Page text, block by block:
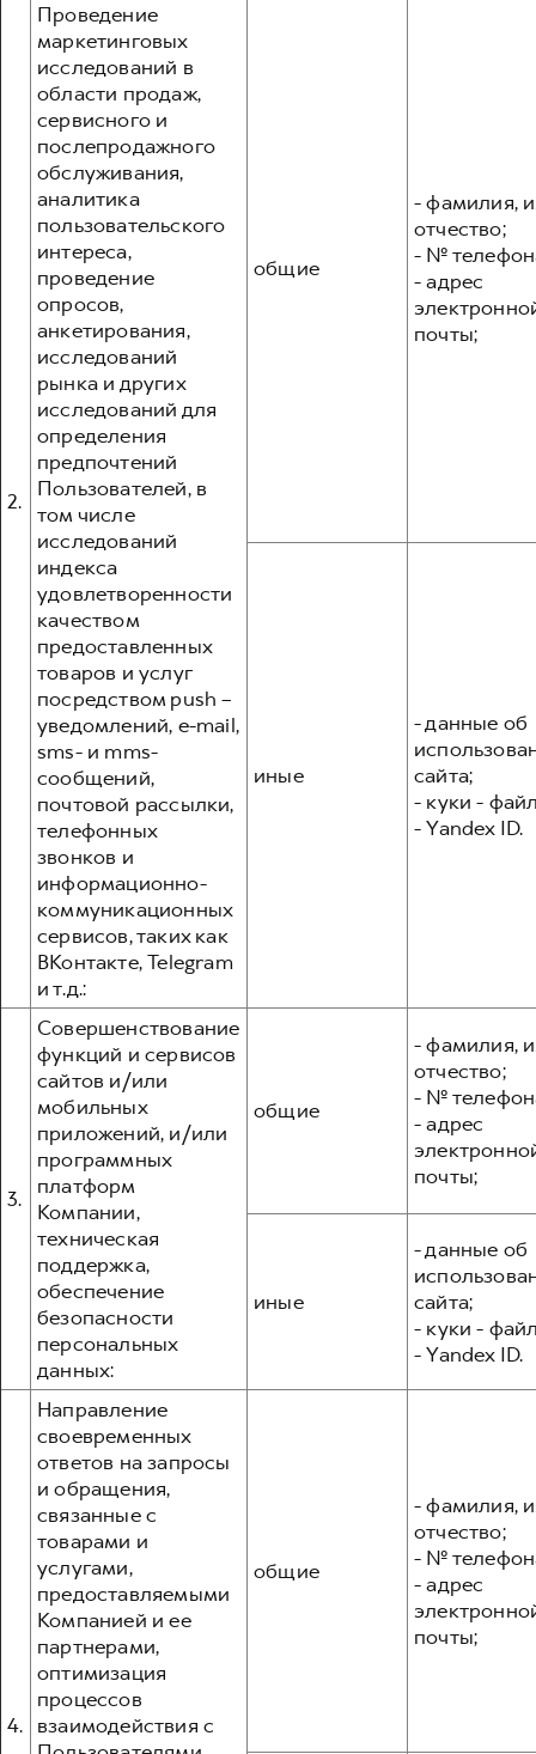
2.
Проведение
маркетинговых
исследований в
области продаж,
сервисного и
послепродажного
обслуживания,
аналитика
пользовательского
интереса,
проведение
опросов,
анкетирования,
исследований
рынка и других
исследований для
определения
предпочтений
Пользователей, в
том числе
исследований
индекса
удовлетворенности
качеством
предоставленных
товаров и услуг
посредством push –
уведомлений, e-mail,
sms- и mms-
сообщений,
почтовой рассылки,
телефонных
звонков и
информационно-
коммуникационных
сервисов, таких как
ВКонтакте, Telegram
и т.д.:
общие
- фамилия,
отчество;
- №
- адрес
почты;
иные
- данные об
сайта;
- куки -
- Yandex ID.
3.
Совершенствование
функций и сервисов
сайтов и/или
мобильных
приложений, и/или
программных
платформ
Компании,
техническая
поддержка,
обеспечение
безопасности
персональных
данных:
общие
- фамилия,
отчество;
- №
- адрес
почты;
иные
- данные об
сайта;
- куки -
- Yandex ID.
4.
Направление
своевременных
ответов на запросы
и обращения,
связанные с
товарами и
услугами,
предоставляемыми
Компанией и ее
партнерами,
оптимизация
процессов
взаимодействия с
общие
- фамилия,
отчество;
- №
- адрес
почты;